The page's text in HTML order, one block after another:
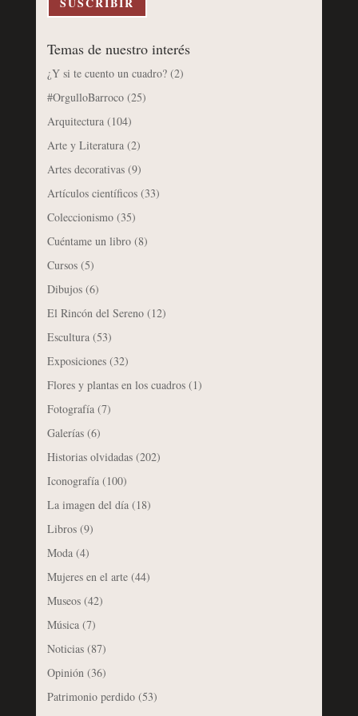
Temas de nuestro interés
¿Y si te cuento un cuadro?(2)
#OrgulloBarroco(25)
Arquitectura(104)
Arte y Literatura(2)
Artes decorativas(9)
Artículos científicos(33)
Coleccionismo(35)
Cuéntame un libro(8)
Cursos(5)
Dibujos(6)
El Rincón del Sereno(12)
Escultura(53)
Exposiciones(32)
Flores y plantas en los cuadros(1)
Fotografía(7)
Galerías(6)
Historias olvidadas(202)
Iconografía(100)
La imagen del día(18)
Libros(9)
Moda(4)
Mujeres en el arte(44)
Museos(42)
Música(7)
Noticias(87)
Opinión (36)
Patrimonio perdido(53)